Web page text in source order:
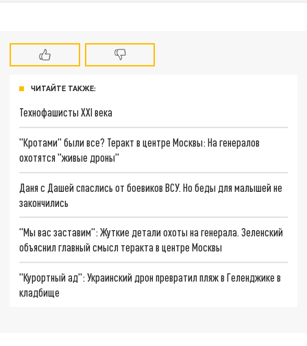
ЧИТАЙТЕ ТАКЖЕ:
Технофашисты XXI века
"Кротами" были все? Теракт в центре Москвы: На генералов
охотятся "живые дроны"
Даня с Дашей спаслись от боевиков ВСУ. Но беды для малышей не
закончились
"Мы вас заставим": Жуткие детали охоты на генерала. Зеленский
объяснил главный смысл теракта в центре Москвы
"Курортный ад": Украинский дрон превратил пляж в Геленджике в
кладбище